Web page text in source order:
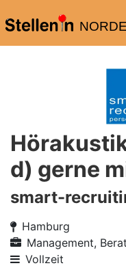
d) gerne
smart-
Hamburg
Management,
Vollzeit